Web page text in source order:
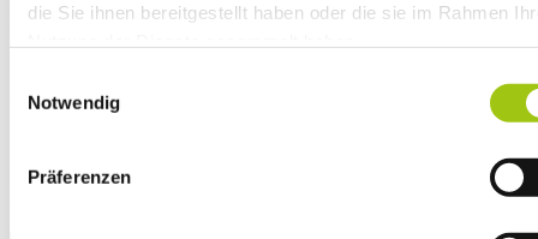
die Sie ihnen bereitgestellt haben oder die sie im Rahmen
Art. 13 DSGVO
Notwendig
Präferenzen
Name*
Website
Mit dem Absenden meiner Bewertung erkläre ich mich mit den
Bewertungsrichtlinien einverstanden und bestätige, dass meine